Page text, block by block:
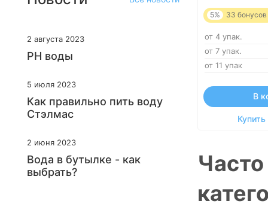
5% 33 бонусов
от 4 упак.
от 7 упак.
от 11 упак
В
2 августа 2023
PH воды
5 июля 2023
Как правильно пить воду
Стэлмас
2 июня 2023
Вода в бутылке - как
выбрать?